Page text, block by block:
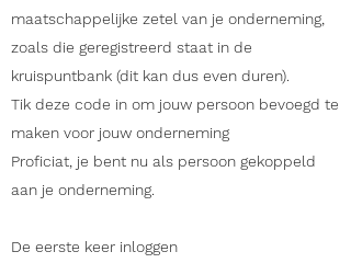
maatschappelijke zetel van je onderneming,
zoals die geregistreerd staat in de
kruispuntbank (dit kan dus even duren).
Tik deze code in om jouw persoon bevoegd te
maken voor jouw onderneming
Proficiat, je bent nu als persoon gekoppeld
aan je onderneming.
De eerste keer inloggen